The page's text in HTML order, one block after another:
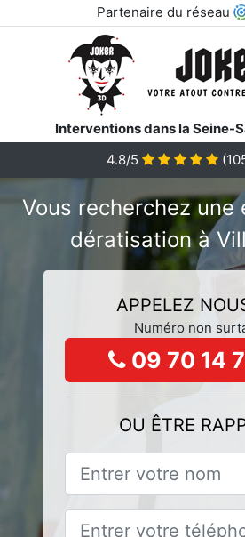
Partenaire du réseau
Interventions dans la Seine-
4.8/5
(
Vous recherchez une
dératisation à
APPELEZ
Numéro non
09 70 14
OU ÊTRE